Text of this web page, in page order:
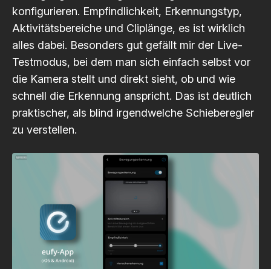
konfigurieren. Empfindlichkeit, Erkennungstyp,
Aktivitätsbereiche und Cliplänge, es ist wirklich
alles dabei. Besonders gut gefällt mir der Live-
Testmodus, bei dem man sich einfach selbst vor
die Kamera stellt und direkt sieht, ob und wie
schnell die Erkennung anspricht. Das ist deutlich
praktischer, als blind irgendwelche Schieberegler
zu verstellen.